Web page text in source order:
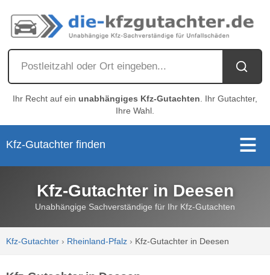
Ihr Recht auf ein unabhängiges Kfz-Gutachten . Ihr Gutachter,
Ihre Wahl.
Kfz-Gutachter finden
Kfz-Gutachter in Deesen
Unabhängige Sachverständige für Ihr Kfz-Gutachten
Kfz-Gutachter › Rheinland-Pfalz › Kfz-Gutachter in Deesen